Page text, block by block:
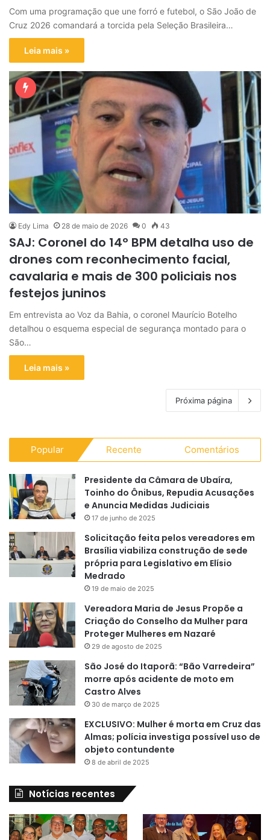
Com uma programação que une forró e futebol, o São João de
Cruz 2026 comandará a torcida pela Seleção Brasileira…
Leia mais »
Edy Lima 28 de maio de 2026 0 43
SAJ: Coronel do 14º BPM detalha uso de
drones com reconhecimento facial,
cavalaria e mais de 300 policiais nos
festejos juninos
Em entrevista ao Voz da Bahia, o coronel Maurício Botelho
detalhou o esquema especial de segurança montado para o
São…
Leia mais »
Próxima página
Popular Recente Comentários
Presidente da Câmara de Ubaíra,
Toinho do Ônibus, Repudia Acusações
e Anuncia Medidas Judiciais
17 de junho de 2025
Solicitação feita pelos vereadores em
Brasília viabiliza construção de sede
própria para Legislativo em Elísio
Medrado
19 de maio de 2025
Vereadora Maria de Jesus Propõe a
Criação do Conselho da Mulher para
Proteger Mulheres em Nazaré
29 de agosto de 2025
São José do Itaporã: “Bão Varredeira”
morre após acidente de moto em
Castro Alves
30 de março de 2025
EXCLUSIVO: Mulher é morta em Cruz das
Almas; polícia investiga possível uso de
objeto contundente
8 de abril de 2025
Notícias recentes